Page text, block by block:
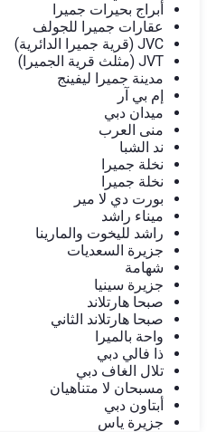
أبراج بحيرات جميرا
عقارات جميرا للجولف
JVC (قرية جميرا الدائرية)
JVT (مثلث قرية الجميرا)
مدينة جميرا ليفينج
إم بي آر
ميدان دبي
منى العرب
ند الشبا
نخلة جميرا
نخلة جميرا
بورت دي لا مير
ميناء راشد
راشد لليخوت والمارينا
جزيرة السعديات
شهامة
جزيرة سينيا
صبحا هارتلاند
صبحا هارتلاند الثاني
واحة بالميرا
ذا فالي دبي
تلال الغاف دبي
مسبحان لا متناهيان
أبتاون دبي
جزيرة ياس